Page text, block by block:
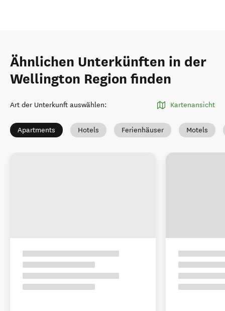
Ähnlichen Unterkünften in der
Wellington Region finden
Art der Unterkunft auswählen: Kartenansicht
Apartments Hotels Ferienhäuser Motels